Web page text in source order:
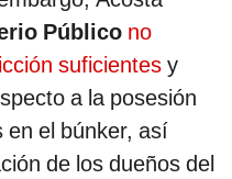
Público no
suficientes y
a la posesión
en el búnker, así
de los dueños del